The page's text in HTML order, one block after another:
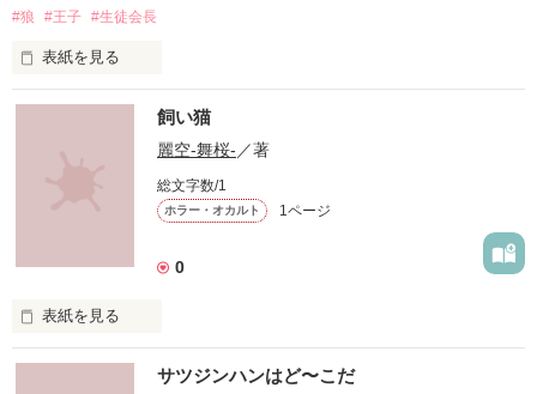
#狼 #王子 #生徒会長
表紙を見る
「あいつなんかより俺にしとけよ」
    王子          相田  奏
飼い猫
麗空‐舞桜‐ ／著
総文字数/1
ホラー・オカルト 1ページ
0
表紙を見る
可愛い彼氏の飼い猫
懐かれたら最後……。サツジンハンはど〜こだ